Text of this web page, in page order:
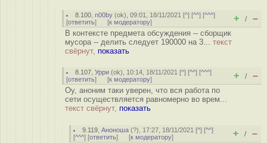
8.100 ,n00by (ok), 09:01, 18/11/2021 [^] [^^] [^^^]
[ответить] [к модератору] + / –
В контексте предмета обсуждения -- сборщик
мусора -- делить следует 190000 на 3... текст
свёрнут, показать
8.107 ,Урри (ok), 10:14, 18/11/2021 [^] [^^] [^^^]
[ответить] [к модератору] + / –
Оу, аноним таки уверен, что вся работа по
сети осуществляется равномерно во врем...
текст свёрнут, показать
9.119 ,Аноноша (?), 17:27, 18/11/2021 [^] [^^]
[^^^] [ответить] [к модератору] + / –